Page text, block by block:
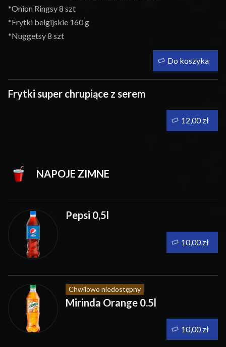
*Onion Ringsy 8 szt
*Frytki belgijskie 160 g
*Nuggetsy 8 szt
Frytki super chrupiące z serem
NAPOJE ZIMNE
Pepsi 0,5l
Chwilowo niedostępny
Mirinda Orange 0.5l